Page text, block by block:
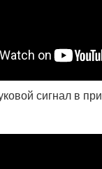
сигнал в